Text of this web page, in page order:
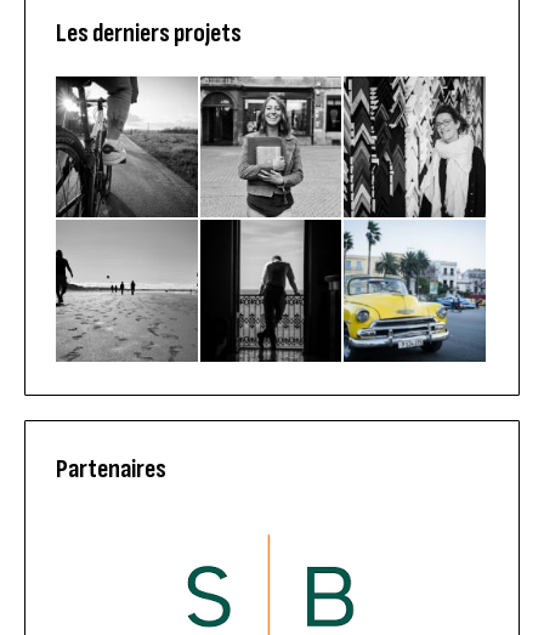
Les derniers projets
Partenaires